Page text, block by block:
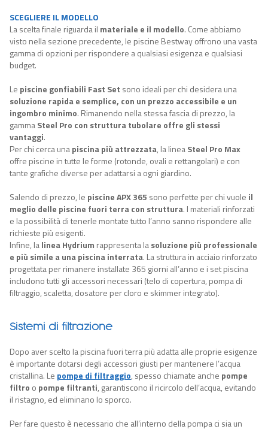
SCEGLIERE IL MODELLO
La scelta finale riguarda il materiale e il modello. Come abbiamo
visto nella sezione precedente, le piscine Bestway offrono una vasta
gamma di opzioni per rispondere a qualsiasi esigenza e qualsiasi
budget.
Le piscine gonfiabili Fast Set sono ideali per chi desidera una
soluzione rapida e semplice, con un prezzo accessibile e un
ingombro minimo. Rimanendo nella stessa fascia di prezzo, la
gammaSteel Pro con struttura tubolare offre gli stessi
vantaggi.
Per chi cerca unapiscina più attrezzata, la lineaSteel Pro Max
offre piscine in tutte le forme (rotonde, ovali e rettangolari) e con
tante grafiche diverse per adattarsi a ogni giardino.
Salendo di prezzo, le piscine APX 365 sono perfette per chi vuole il
meglio delle piscine fuori terra con struttura. I materiali rinforzati
e la possibilità di tenerle montate tutto l’anno sanno rispondere alle
richieste più esigenti.
Infine, lalinea Hydrium rappresenta lasoluzione più professionale
e più simile a una piscina interrata. La struttura in acciaio rinforzato
progettata per rimanere installate 365 giorni all’anno e i set piscina
includono tutti gli accessori necessari (telo di copertura, pompa di
filtraggio, scaletta, dosatore per cloro e skimmer integrato).
Sistemi di filtrazione
Dopo aver scelto la piscina fuori terra più adatta alle proprie esigenze
è importante dotarsi degli accessori giusti per mantenere l’acqua
cristallina. Le pompe di filtraggio, spesso chiamate anche pompe
filtro o pompe filtranti, garantiscono il ricircolo dell’acqua, evitando
il ristagno, ed eliminano lo sporco.
Per fare questo è necessario che all’interno della pompa ci sia un